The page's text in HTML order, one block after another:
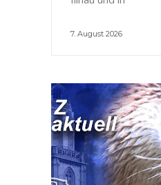
7. August 2026